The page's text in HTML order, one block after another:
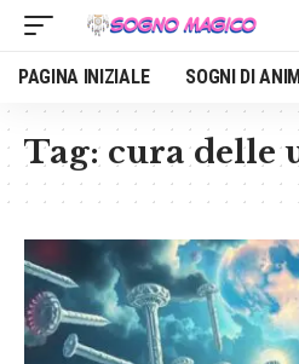
PAGINA INIZIALE SOGNI DI
Tag: cura delle